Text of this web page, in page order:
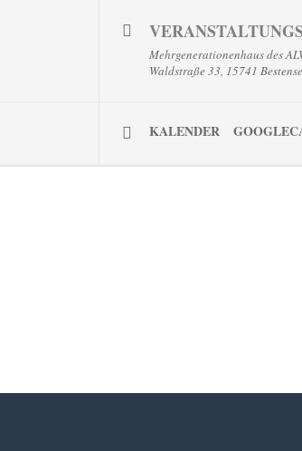
Mehrgenerationenhaus des
Waldstraße 33, 15741
KALENDER